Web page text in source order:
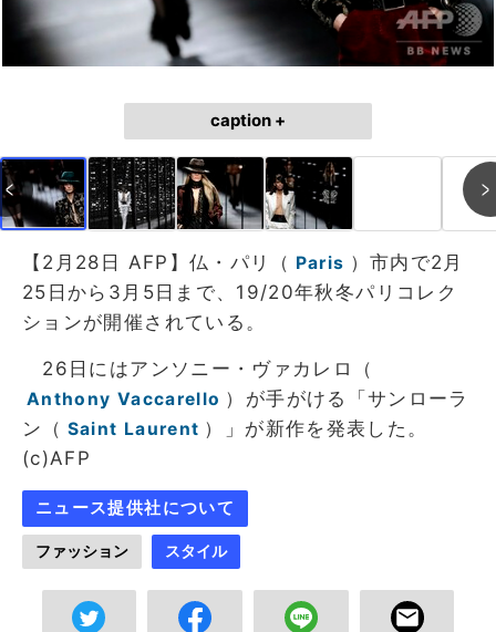
caption +
【2月28日 AFP】仏・パリ（ Paris ）市内で2月
25日から3月5日まで、19/20年秋冬パリコレク
ションが開催されている。
26日にはアンソニー・ヴァカレロ（
Anthony Vaccarello ）が手がける「サンローラ
ン（ Saint Laurent ）」が新作を発表した。
(c)AFP
ニュース提供社について
ファッション スタイル